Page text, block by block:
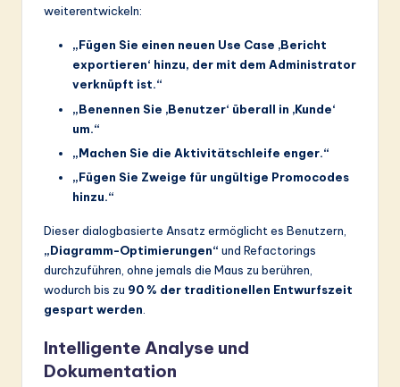
weiterentwickeln:
„Fügen Sie einen neuen Use Case ‚Bericht
exportieren‘ hinzu, der mit dem Administrator
verknüpft ist.“
„Benennen Sie ‚Benutzer‘ überall in ‚Kunde‘
um.“
„Machen Sie die Aktivitätschleife enger.“
„Fügen Sie Zweige für ungültige Promocodes
hinzu.“
Dieser dialogbasierte Ansatz ermöglicht es Benutzern,
„Diagramm-Optimierungen“ und Refactorings
durchzuführen, ohne jemals die Maus zu berühren,
wodurch bis zu 90 % der traditionellen Entwurfszeit
gespart werden
Intelligente Analyse und
Dokumentation